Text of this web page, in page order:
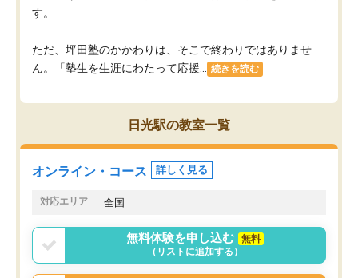
す。
ただ、坪田塾のかかわりは、そこで終わりではありませ
ん。「塾生を生涯にわたって応援...
続きを読む
日光駅の教室一覧
オンライン・コース 詳しく見る
対応エリア 全国
無料体験を申し込む
無料
（リストに追加する）